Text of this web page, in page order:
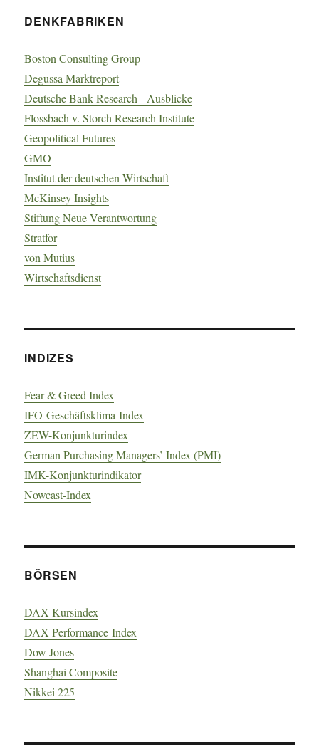
DENKFABRIKEN
Boston Consulting Group
Degussa Marktreport
Deutsche Bank Research - Ausblicke
Flossbach v. Storch Research Institute
Geopolitical Futures
GMO
Institut der deutschen Wirtschaft
McKinsey Insights
Stiftung Neue Verantwortung
Stratfor
von Mutius
Wirtschaftsdienst
INDIZES
Fear & Greed Index
IFO-Geschäftsklima-Index
ZEW-Konjunkturindex
German Purchasing Managers’ Index (PMI)
IMK-Konjunkturindikator
Nowcast-Index
BÖRSEN
DAX-Kursindex
DAX-Performance-Index
Dow Jones
Shanghai Composite
Nikkei 225